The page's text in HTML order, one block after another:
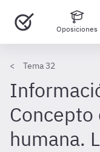
Oposiciones
Tema 32
humana.